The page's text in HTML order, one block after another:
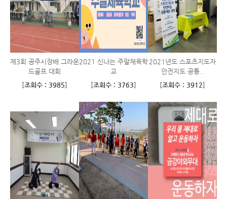
제3회 공주시장배 그라운
드골프 대회
[조회수 : 3985]
2021 신나는 주말체육학
교
[조회수 : 3763]
2021년도 스포츠지도자
안전지도 공통..
[조회수 : 3912]